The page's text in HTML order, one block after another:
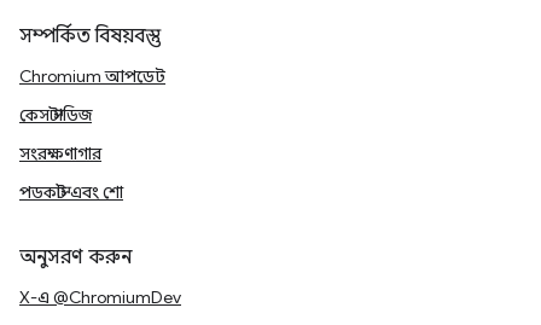
সম্পর্কিত বিষয়বস্তু
Chromium আপডেট
কেস স্টাডিজ
সংরক্ষণাগার
পডকাস্ট এবং শো
অনুসরণ করুন
X-এ @ChromiumDev